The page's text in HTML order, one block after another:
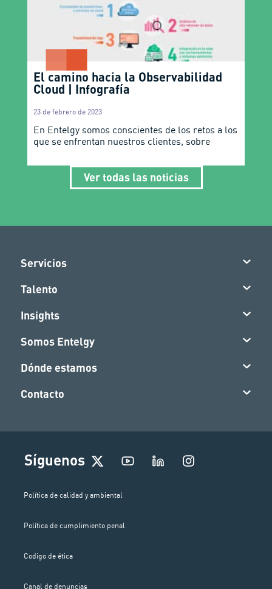
El camino hacia la Observabilidad
Cloud | Infografía
23 de febrero de 2023
En Entelgy somos conscientes de los retos a los
que se enfrentan nuestros clientes, sobre
Ver todas las noticias
Servicios
Talento
Insights
Somos Entelgy
Dónde estamos
Contacto
Síguenos
I
n
Política de calidad y ambiental
Política de cumplimiento penal
Codigo de ética
Canal de denuncias